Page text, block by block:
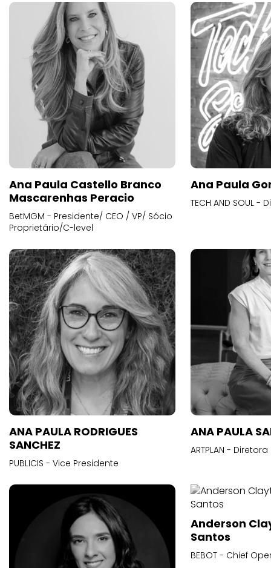
Ana Paula Castello Branco
Mascarenhas Peracio
BetMGM - Presidente/ CEO / VP/ Sócio
Proprietário/C-level
Ana Paula
TECH AND SOUL
ANA PAULA RODRIGUES
SANCHEZ
PUBLICIS - Vice Presidente
ANA PAULA
ARTPLAN -
Anderson
Santos
BEBOT - Chief